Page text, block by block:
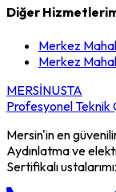
Diğer
Merkez
Merkez
MERSİNUSTA
Profesyonel Teknik
Mersin'in en
Aydınlatma ve
Sertifikalı